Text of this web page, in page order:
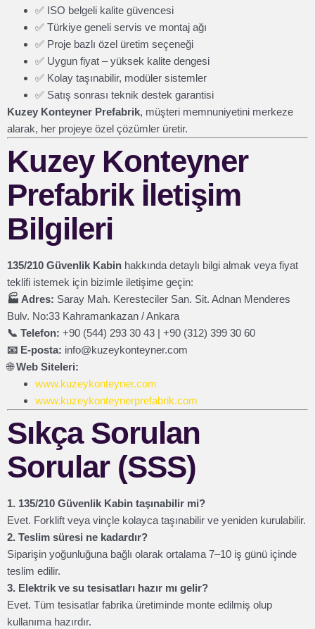
✅ ISO belgeli kalite güvencesi
✅ Türkiye geneli servis ve montaj ağı
✅ Proje bazlı özel üretim seçeneği
✅ Uygun fiyat – yüksek kalite dengesi
✅ Kolay taşınabilir, modüler sistemler
✅ Satış sonrası teknik destek garantisi
Kuzey Konteyner Prefabrik, müşteri memnuniyetini merkeze
alarak, her projeye özel çözümler üretir.
Kuzey Konteyner
Prefabrik İletişim
Bilgileri
135/210 Güvenlik Kabin hakkında detaylı bilgi almak veya fiyat
teklifi istemek için bizimle iletişime geçin:
🏭 Adres: Saray Mah. Keresteciler San. Sit. Adnan Menderes
Bulv. No:33 Kahramankazan / Ankara
📞 Telefon: +90 (544) 293 30 43 | +90 (312) 399 30 60
📧 E-posta: info@kuzeykonteyner.com
🌐Web Siteleri:
www.kuzeykonteyner.com
www.kuzeykonteynerprefabrik.com
Sıkça Sorulan
Sorular (SSS)
1. 135/210 Güvenlik Kabin taşınabilir mi?
Evet. Forklift veya vinçle kolayca taşınabilir ve yeniden kurulabilir.
2. Teslim süresi ne kadardır?
Siparişin yoğunluğuna bağlı olarak ortalama 7–10 iş günü içinde
teslim edilir.
3. Elektrik ve su tesisatları hazır mı gelir?
Evet. Tüm tesisatlar fabrika üretiminde monte edilmiş olup
kullanıma hazırdır.